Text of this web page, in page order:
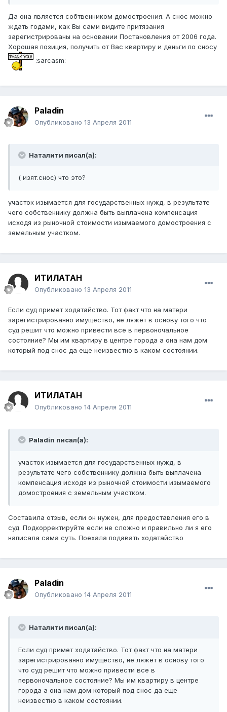
Да она является собтвенником домостроения. А снос можно
ждать годами, как Вы сами видите притязания
зарегистрированы на основании Постановления от 2006 года.
Хорошая позиция, получить от Вас квартиру и деньги по сносу
:sarcasm:
Paladin
Опубликовано 13 Апреля 2011
Наталити писал(а):
( изят.снос) что это?
участок изымается для государственных нужд, в результате
чего собственнику должна быть выплачена компенсация
исходя из рыночной стоимости изымаемого домостроения с
земельным участком.
ИТИЛАТАН
Опубликовано 13 Апреля 2011
Если суд примет ходатайство. Тот факт что на матери
зарегистрированно имущество, не ляжет в основу того что
суд решит что можно привести все в первоночальное
состояние? Мы им квартиру в центре города а она нам дом
который под снос да еще неизвестно в каком состоянии.
ИТИЛАТАН
Опубликовано 14 Апреля 2011
Paladin писал(а):
участок изымается для государственных нужд, в
результате чего собственнику должна быть выплачена
компенсация исходя из рыночной стоимости изымаемого
домостроения с земельным участком.
Составила отзыв, если он нужен, для предоставления его в
суд. Подкорректируйте если не сложно и правильно ли я его
написала сама суть. Поехала подавать ходатайство
Paladin
Опубликовано 14 Апреля 2011
Наталити писал(а):
Если суд примет ходатайство. Тот факт что на матери
зарегистрированно имущество, не ляжет в основу того
что суд решит что можно привести все в
первоночальное состояние? Мы им квартиру в центре
города а она нам дом который под снос да еще
неизвестно в каком состоянии.